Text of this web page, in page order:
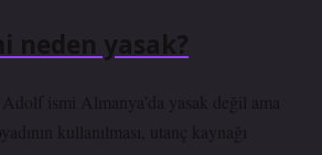
neden yasak?
ismi Almanya’da yasak değil ama
kullanılması, utanç kaynağı